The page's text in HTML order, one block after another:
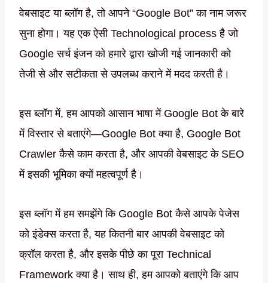
वेबसाइट या ब्लॉग है, तो आपने “Google Bot” का नाम जरूर
सुना होगा। यह एक ऐसी Technological process है जो
Google सर्च इंजन को हमारे द्वारा खोजी गई जानकारी को
तेजी से और सटीकता से उपलब्ध कराने में मदद करती है।
इस ब्लॉग में, हम आपको आसान भाषा में Google Bot के बारे
में विस्तार से बताएंगे—Google Bot क्या है, Google Bot
Crawler कैसे काम करता है, और आपकी वेबसाइट के SEO
में इसकी भूमिका क्यों महत्वपूर्ण है।
इस ब्लॉग में हम समझेंगे कि Google Bot कैसे आपके पेजेस
को इंडेक्स करता है, यह कितनी बार आपकी वेबसाइट को
क्रॉल करता है, और इसके पीछे का पूरा Technical
Framework क्या है। साथ ही, हम आपको बताएंगे कि आप